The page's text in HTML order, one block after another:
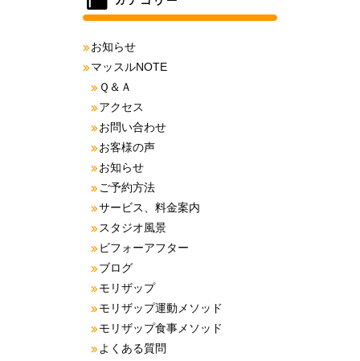
お知らせ
マッスルNOTE
Ｑ＆Ａ
アクセス
お問い合わせ
お客様の声
お知らせ
ご予約方法
サービス、料金案内
スタジオ風景
ビフォーアフター
ブログ
モリザップ
モリザップ運動メソッド
モリザップ食事メソッド
よくある質問